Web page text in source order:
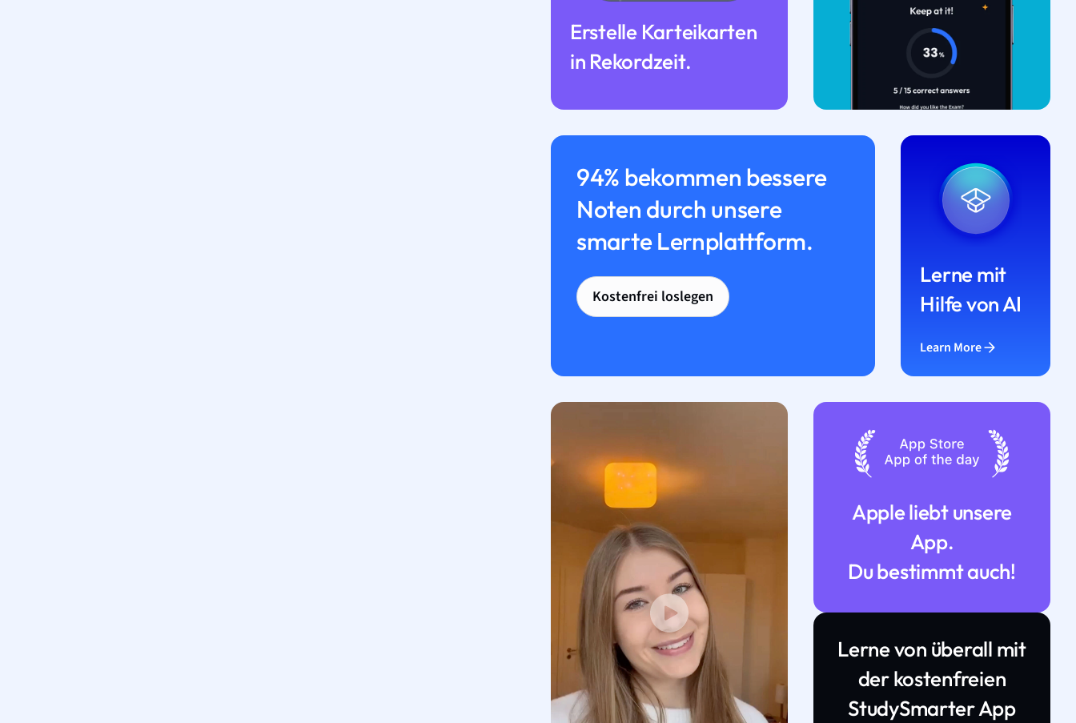
Erstelle Karteikarten
in Rekordzeit.
94% bekommen bessere
Noten durch unsere
smarte Lernplattform.
Kostenfrei loslegen
Lerne mit
Hilfe von AI
Learn More
Apple liebt unsere
App.
Du bestimmt auch!
Lerne von überall mit
der kostenfreien
StudySmarter App